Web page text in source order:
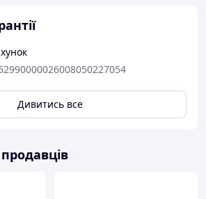
Дивитись все